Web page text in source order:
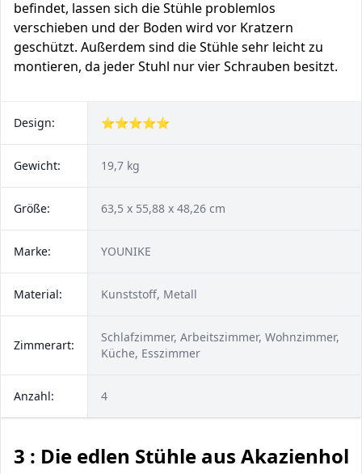
befindet, lassen sich die Stühle problemlos
verschieben und der Boden wird vor Kratzern
geschützt. Außerdem sind die Stühle sehr leicht zu
montieren, da jeder Stuhl nur vier Schrauben besitzt.
Design: ⭐⭐⭐⭐⭐
Gewicht: 19,7 kg
Größe: 63,5 x 55,88 x 48,26 cm
Marke: YOUNIKE
Material: Kunststoff, Metall
Zimmerart:
Schlafzimmer, Arbeitszimmer, Wohnzimmer,
Küche, Esszimmer
Anzahl: 4
3 : Die edlen Stühle aus Akazienholz